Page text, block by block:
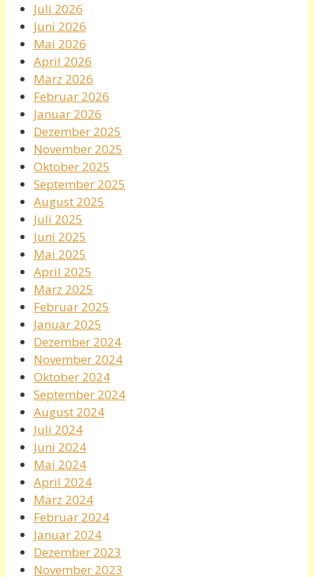
Juli 2026
Juni 2026
Mai 2026
April 2026
März 2026
Februar 2026
Januar 2026
Dezember 2025
November 2025
Oktober 2025
September 2025
August 2025
Juli 2025
Juni 2025
Mai 2025
April 2025
März 2025
Februar 2025
Januar 2025
Dezember 2024
November 2024
Oktober 2024
September 2024
August 2024
Juli 2024
Juni 2024
Mai 2024
April 2024
März 2024
Februar 2024
Januar 2024
Dezember 2023
November 2023